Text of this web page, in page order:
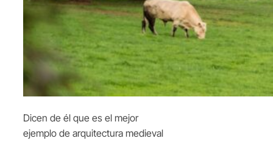
Dicen de él que es el mejor
ejemplo de arquitectura medieval